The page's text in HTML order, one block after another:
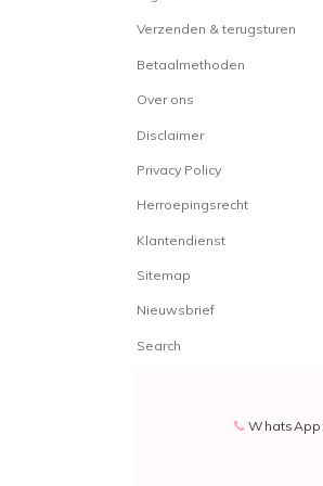
Verzenden & terugsturen
Betaalmethoden
Over ons
Disclaimer
Privacy Policy
Herroepingsrecht
Klantendienst
Sitemap
Nieuwsbrief
Search
WhatsApp: